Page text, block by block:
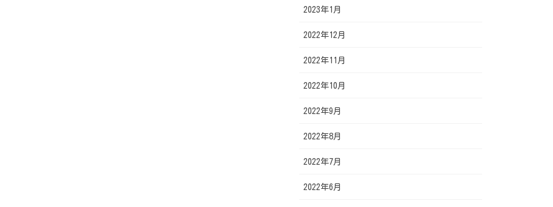
2023年1月
2022年12月
2022年11月
2022年10月
2022年9月
2022年8月
2022年7月
2022年6月